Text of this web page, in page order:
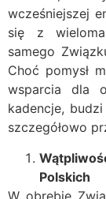
wcześniejszej
się z
samego
Choć pomysł
wsparcia dla
kadencje,
szczegółowo
Polskich
W obrębie